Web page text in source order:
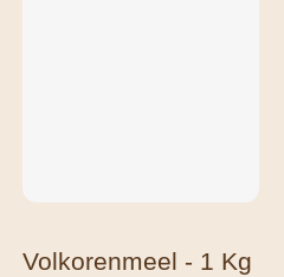
Volkorenmeel - 1 Kg